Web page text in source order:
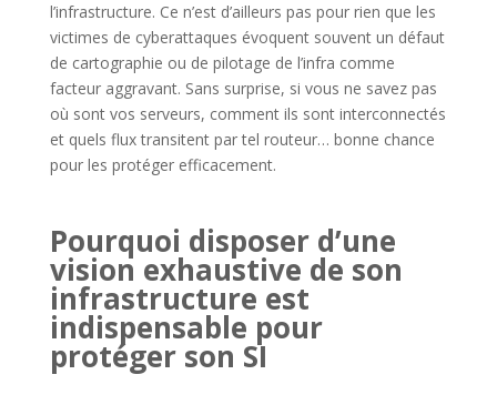
l’infrastructure. Ce n’est d’ailleurs pas pour rien que les
victimes de cyberattaques évoquent souvent un défaut
de cartographie ou de pilotage de l’infra comme
facteur aggravant. Sans surprise, si vous ne savez pas
où sont vos serveurs, comment ils sont interconnectés
et quels flux transitent par tel routeur… bonne chance
pour les protéger efficacement.
Pourquoi disposer d’une
vision exhaustive de son
infrastructure est
indispensable pour
protéger son SI